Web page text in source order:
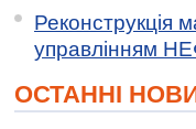
Реконструкція
управлінням
ОСТАННІ